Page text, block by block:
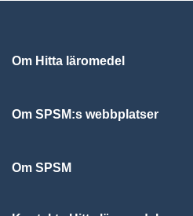
Om Hitta läromedel
Om SPSM:s webbplatser
Om SPSM